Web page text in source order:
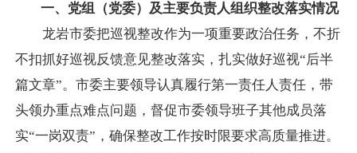
一、党组（党委）及主要负责人组织整改落实情况
龙岩市委把巡视整改作为一项重要政治任务，不折
不扣抓好巡视反馈意见整改落实，扎实做好巡视“后半
篇文章”。市委主要领导认真履行第一责任人责任，带
头领办重点难点问题，督促市委领导班子其他成员落
实“一岗双责”，确保整改工作按时限要求高质量推进。